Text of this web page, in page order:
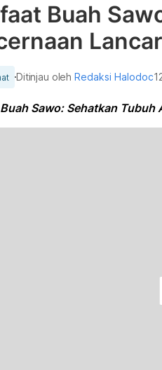
Buah
Ditinjau olehRedaksi Halodoc
Sawo: Sehatkan Tubuh